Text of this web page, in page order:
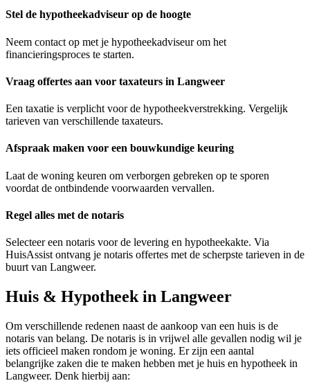
Stel de hypotheekadviseur op de hoogte
Neem contact op met je hypotheekadviseur om het
financieringsproces te starten.
Vraag offertes aan voor taxateurs in Langweer
Een taxatie is verplicht voor de hypotheekverstrekking. Vergelijk
tarieven van verschillende taxateurs.
Afspraak maken voor een bouwkundige keuring
Laat de woning keuren om verborgen gebreken op te sporen
voordat de ontbindende voorwaarden vervallen.
Regel alles met de notaris
Selecteer een notaris voor de levering en hypotheekakte. Via
HuisAssist ontvang je notaris offertes met de scherpste tarieven in de
buurt van Langweer.
Huis & Hypotheek in Langweer
Om verschillende redenen naast de aankoop van een huis is de
notaris van belang. De notaris is in vrijwel alle gevallen nodig wil je
iets officieel maken rondom je woning. Er zijn een aantal
belangrijke zaken die te maken hebben met je huis en hypotheek in
Langweer. Denk hierbij aan: